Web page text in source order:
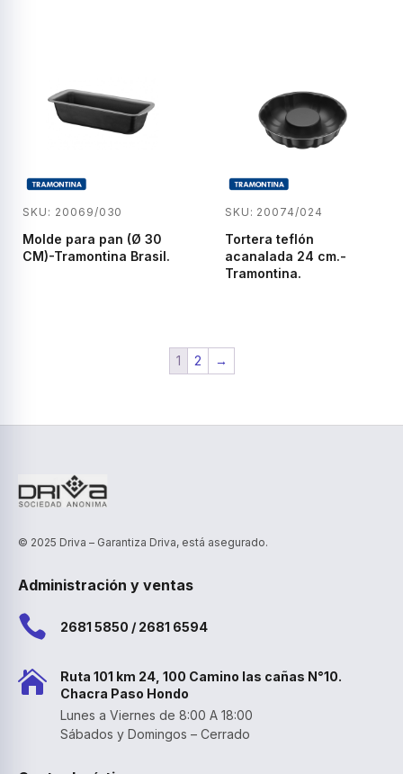
SKU: 20069/030
Molde para pan (Ø 30
CM)-Tramontina Brasil.
SKU: 20074/024
Tortera teflón
acanalada 24 cm.-
Tramontina.
1 2 →
© 2025 Driva – Garantiza Driva, está asegurado.
Administración y ventas
 2681 5850 / 2681 6594

Ruta 101 km 24, 100 Camino las cañas N°10.
Chacra Paso Hondo
Lunes a Viernes de 8:00 A 18:00
Sábados y Domingos – Cerrado